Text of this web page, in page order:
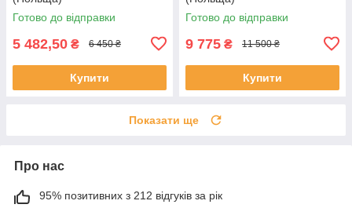
Готово до відправки
5 482,50 ₴ 6 450 ₴
Купити
Готово до відправки
9 775 ₴ 11 500 ₴
Купити
Показати ще
Про нас
95% позитивних з 212 відгуків за рік